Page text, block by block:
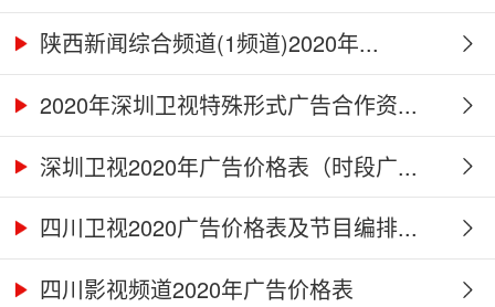
陕西新闻综合频道(1频道)2020年...
2020年深圳卫视特殊形式广告合作资...
深圳卫视2020年广告价格表（时段广...
四川卫视2020广告价格表及节目编排...
四川影视频道2020年广告价格表